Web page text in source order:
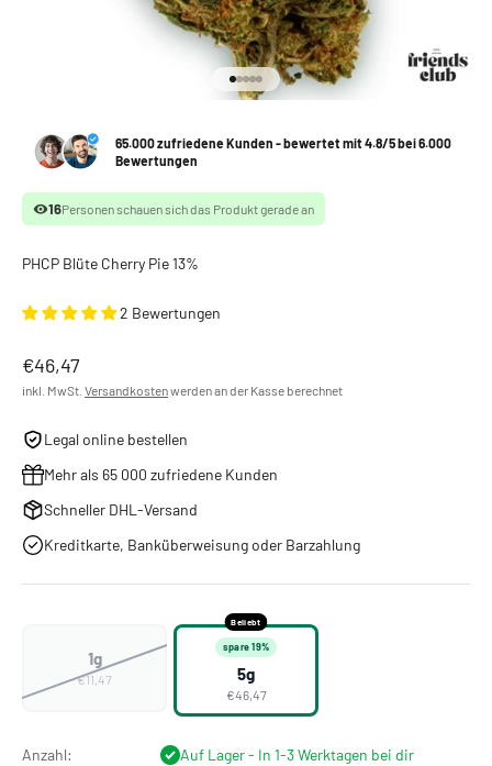
Gehe zu Element 1
Gehe zu Element 2
Gehe zu Element 3
Gehe zu Element 4
Gehe zu Element 5
65.000 zufriedene Kunden - bewertet mit 4.8/5 bei 6.000
Bewertungen
16Personen schauen sich das Produkt gerade an
PHCP Blüte Cherry Pie 13%
2 Bewertungen
Angebot
€46,47
inkl. MwSt. Versandkostenwerden an der Kasse berechnet
Legal online bestellen
Mehr als 65 000 zufriedene Kunden
Schneller DHL-Versand
Kreditkarte, Banküberweisung oder Barzahlung
1g
€11,47
Beliebt
spare 19%
5g
€46,47
Anzahl: Auf Lager - In 1-3 Werktagen bei dir